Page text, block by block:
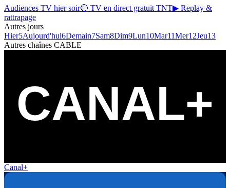
Audiences TV hier soir🔴 TV en direct gratuit TNT▶ Replay &
rattrapage
Autres jours
Hier5Aujourd'hui6Demain7Sam8Dim9Lun10Mar11Mer12Jeu13
Autres chaînes CABLE
Canal+